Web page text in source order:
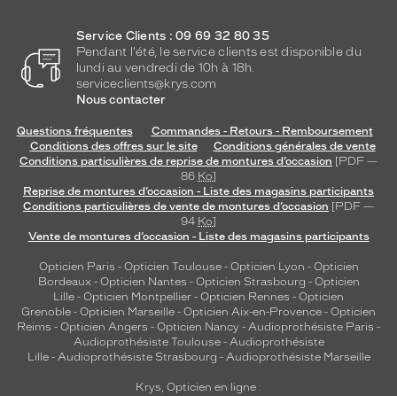
Service Clients : 09 69 32 80 35
Pendant l'été, le service clients est disponible du
lundi au vendredi de 10h à 18h.
serviceclients@krys.com
Nous contacter
Questions fréquentes
Commandes - Retours - Remboursement
Conditions des offres sur le site
Conditions générales de vente
Conditions particulières de reprise de montures d’occasion [PDF —
86 Ko]
Reprise de montures d’occasion - Liste des magasins participants
Conditions particulières de vente de montures d’occasion [PDF —
94 Ko]
Vente de montures d’occasion - Liste des magasins participants
Opticien Paris - Opticien Toulouse- Opticien Lyon - Opticien
Bordeaux- Opticien Nantes - Opticien Strasbourg - Opticien
Lille - Opticien Montpellier - Opticien Rennes - Opticien
Grenoble - Opticien Marseille - Opticien Aix-en-Provence - Opticien
Reims - Opticien Angers - Opticien Nancy - Audioprothésiste Paris -
Audioprothésiste Toulouse- Audioprothésiste
Lille- Audioprothésiste Strasbourg - Audioprothésiste Marseille
Krys, Opticien en ligne :